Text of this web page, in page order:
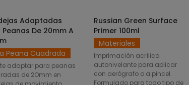
OPCIONES
Adaptadas
Peanas De 20mm A
Peana Cuadrada
adaptar para peanas
de 2Omm en
AÑADIR AL CARRITO
Russian Green Surface
Primer 100ml
Materiales
Imprimación acrílica
autonivelante para aplicar
con aerógrafo o a pincel.
Formulado para todo tipo de